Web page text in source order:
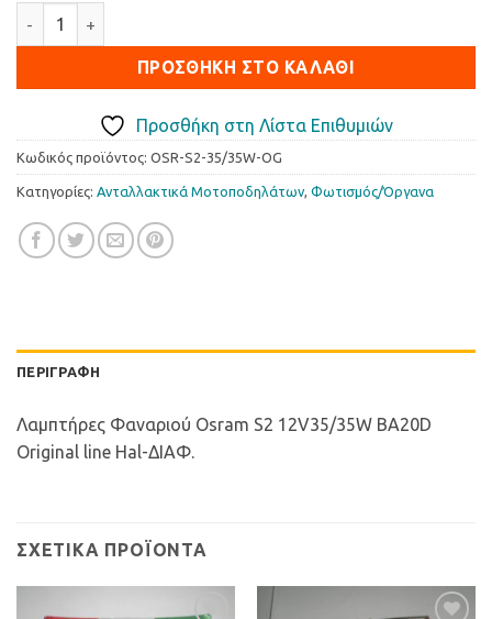
ΠΡΟΣΘΉΚΗ ΣΤΟ ΚΑΛΆΘΙ
Προσθήκη στη Λίστα Επιθυμιών
Κωδικός προϊόντος: OSR-S2-35/35W-OG
Κατηγορίες: Ανταλλακτικά Μοτοποδηλάτων, Φωτισµός/Όργανα
ΠΕΡΙΓΡΑΦΉ
Λαμπτήρες Φαναριού Osram S2 12V35/35W BA20D
Original line Hal-ΔΙΑΦ.
ΣΧΕΤΙΚΆ ΠΡΟΪΌΝΤΑ